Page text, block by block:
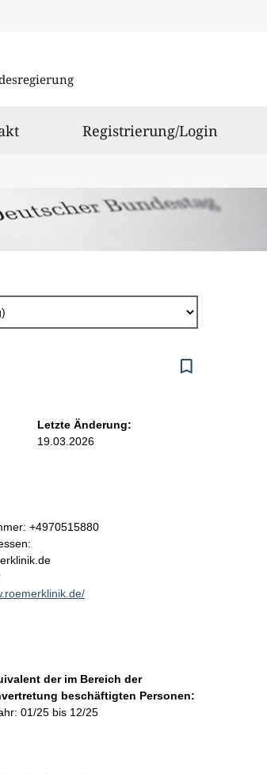
Registrierung/Login
Letzte Änderung:
19.03.2026
+4970515880
der im Bereich der
beschäftigten Personen:
01/25 bis 12/25